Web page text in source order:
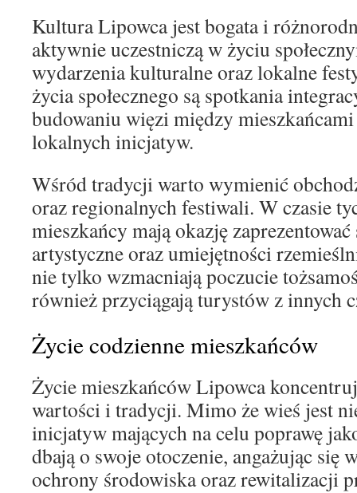
Kultura Lipowca jest bogata i
aktywnie uczestniczą w życiu
wydarzenia kulturalne oraz lokalne
życia społecznego są spotkania
budowaniu więzi między
lokalnych inicjatyw.
Wśród tradycji warto wymienić
oraz regionalnych festiwali. W czasie
mieszkańcy mają okazję
artystyczne oraz umiejętności
nie tylko wzmacniają poczucie
również przyciągają turystów z innych
Życie codzienne mieszkańców
Życie mieszkańców Lipowca
wartości i tradycji. Mimo że wieś jest
inicjatyw mających na celu poprawę
dbają o swoje otoczenie, angażując się
ochrony środowiska oraz rewitalizacji